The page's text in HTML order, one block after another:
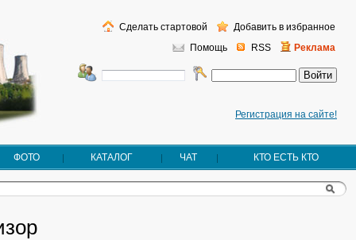
Регистрация на сайте!
Помощь RSS Реклама
Сделать стартовой Добавить в избранное
ФОТО КАТАЛОГ ЧАТ КТО ЕСТЬ КТО